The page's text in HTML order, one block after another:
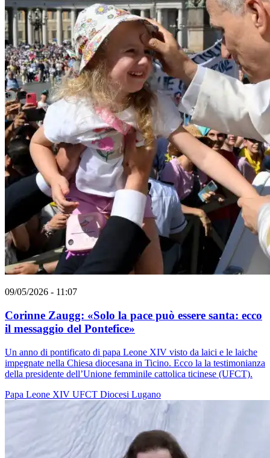
09/05/2026 - 11:07
Corinne Zaugg: «Solo la pace può essere santa: ecco
il messaggio del Pontefice»
Un anno di pontificato di papa Leone XIV visto da laici e le laiche
impegnate nella Chiesa diocesana in Ticino. Ecco la la testimonianza
della presidente dell’Unione femminile cattolica ticinese (UFCT).
Papa Leone XIV UFCT Diocesi Lugano